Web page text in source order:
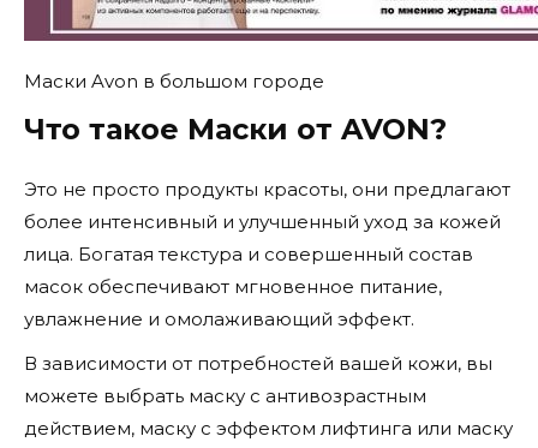
Маски Avon в большом городе
Что такое Маски от AVON?
Это не просто продукты красоты, они предлагают
более интенсивный и улучшенный уход за кожей
лица. Богатая текстура и совершенный состав
масок обеспечивают мгновенное питание,
увлажнение и омолаживающий эффект.
В зависимости от потребностей вашей кожи, вы
можете выбрать маску с антивозрастным
действием, маску с эффектом лифтинга или маску